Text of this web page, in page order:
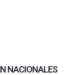
NACIONALES